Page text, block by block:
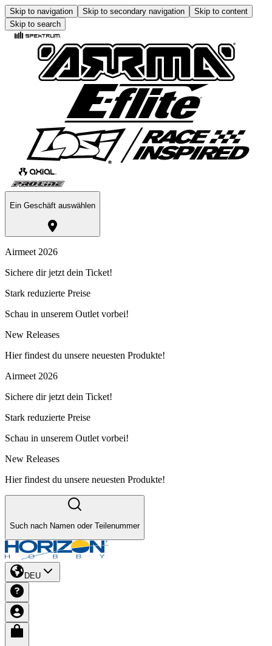
Skip to navigation Skip to secondary navigation
Skip to content
Skip to search
Ein Geschäft auswählen
Airmeet 2026
Sichere dir jetzt dein Ticket!
Stark reduzierte Preise
Schau in unserem Outlet vorbei!
New Releases
Hier findest du unsere neuesten Produkte!
Airmeet 2026
Sichere dir jetzt dein Ticket!
Stark reduzierte Preise
Schau in unserem Outlet vorbei!
New Releases
Hier findest du unsere neuesten Produkte!
Such nach Namen oder Teilenummer
DEU